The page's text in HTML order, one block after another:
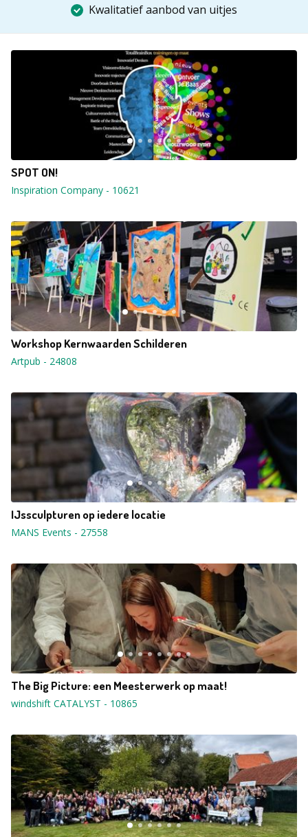
Kwalitatief aanbod van uitjes
SPOT ON!
Inspiration Company - 10621
Workshop Kernwaarden Schilderen
Artpub - 24808
IJssculpturen op iedere locatie
MANS Events - 27558
The Big Picture: een Meesterwerk op maat!
windshift CATALYST - 10865